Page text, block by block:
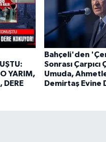
YARIM,
DERE
Bahçeli'den
Sonrası Çarpıcı
Umuda,
Demirtaş Evine